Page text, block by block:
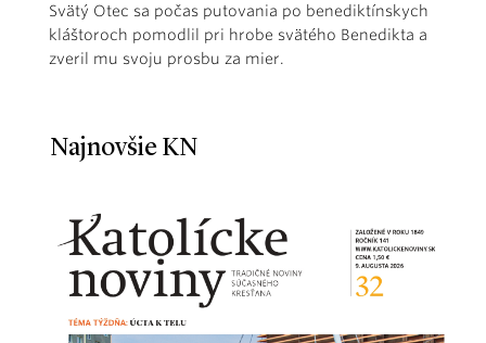
Svätý Otec sa počas putovania po benediktínskych
kláštoroch pomodlil pri hrobe svätého Benedikta a
zveril mu svoju prosbu za mier.
Najnovšie KN